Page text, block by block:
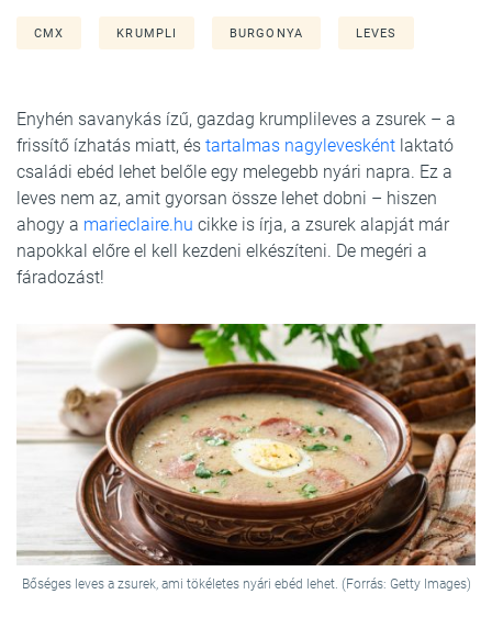
CMX KRUMPLI BURGONYA LEVES
Enyhén savanykás ízű, gazdag krumplileves a zsurek – a
frissítő ízhatás miatt, és tartalmas nagylevesként laktató
családi ebéd lehet belőle egy melegebb nyári napra. Ez a
leves nem az, amit gyorsan össze lehet dobni – hiszen
ahogy a marieclaire.hu cikke is írja, a zsurek alapját már
napokkal előre el kell kezdeni elkészíteni. De megéri a
fáradozást!
Bőséges leves a zsurek, ami tökéletes nyári ebéd lehet. (Forrás: Getty Images)